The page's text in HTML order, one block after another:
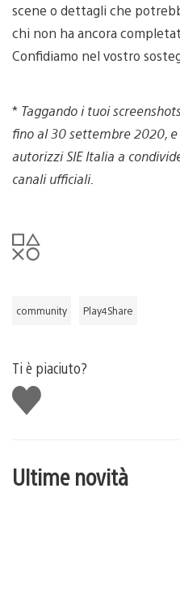
scene o dettagli che
chi non ha ancora
Confidiamo nel vostro
* Taggando i tuoi
fino al 30 settembre 2020,
autorizzi SIE Italia a
canali ufficiali.
community Play4Share
Ti è piaciuto?
Mi
piace
Ultime novità